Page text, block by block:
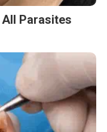
Parasites